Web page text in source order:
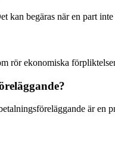
kan begäras när en part
rör ekonomiska
är en